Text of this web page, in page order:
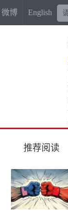
微博 English
推荐阅读